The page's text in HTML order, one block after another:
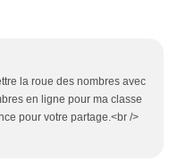
la roue des nombres avec
en ligne pour ma classe
pour votre partage.<br />